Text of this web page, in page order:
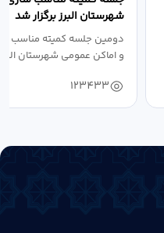
شهرستان البرز برگزار شد
دومین جلسه کمیته مناسب
و اماکن عمومی شهرستان
123433